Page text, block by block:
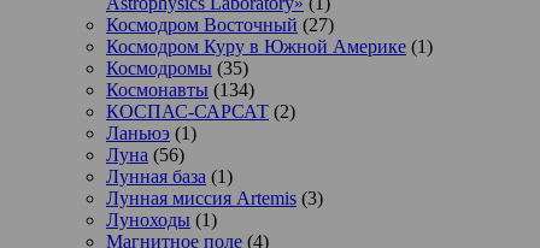
Космодром Восточный (27)
Космодром Куру в Южной Америке (1)
Космодромы (35)
Космонавты (134)
КОСПАС-САРСАТ (2)
Ланьюэ (1)
Луна (56)
Лунная база (1)
Лунная миссия Artemis (3)
Луноходы (1)
Магнитное поле (4)